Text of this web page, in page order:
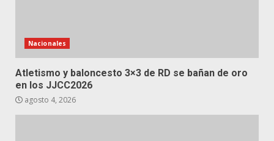
Nacionales
Atletismo y baloncesto 3×3 de RD se bañan de oro
en los JJCC2026
agosto 4, 2026